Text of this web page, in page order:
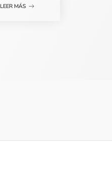
LEER MÁS